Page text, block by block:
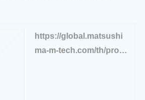
https://global.matsushi
ma-m-tech.com/th/produ